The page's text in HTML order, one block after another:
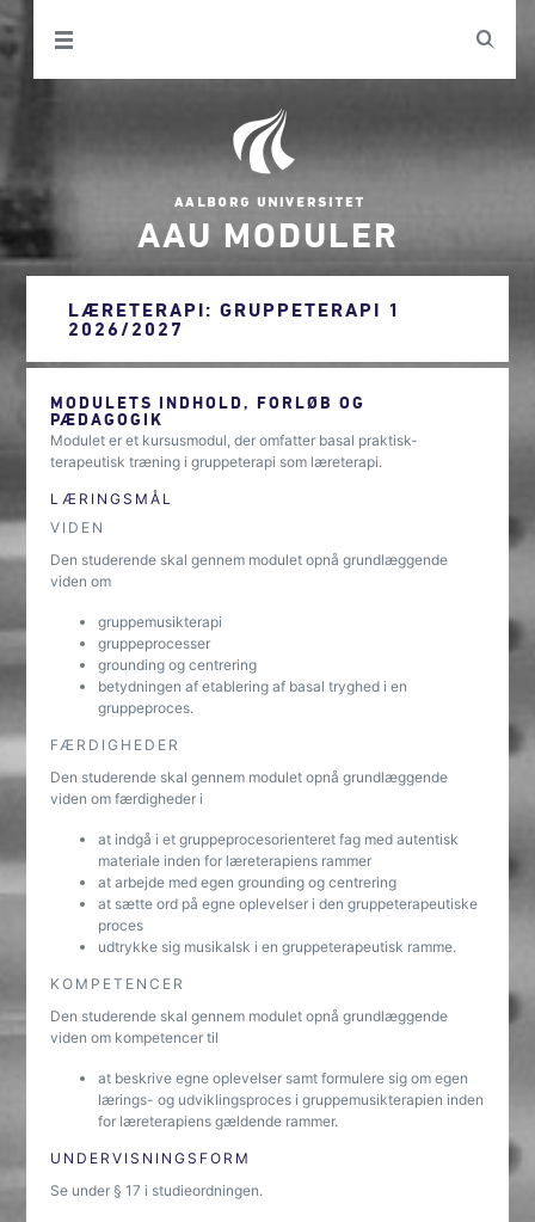
AAU MODULER
LÆRETERAPI: GRUPPETERAPI 1
2026/2027
MODULETS INDHOLD, FORLØB OG
PÆDAGOGIK
Modulet er et kursusmodul, der omfatter basal praktisk-
terapeutisk træning i gruppeterapi som læreterapi.
LÆRINGSMÅL
VIDEN
Den studerende skal gennem modulet opnå grundlæggende
viden om
gruppemusikterapi
gruppeprocesser
grounding og centrering
betydningen af etablering af basal tryghed i en
gruppeproces.
FÆRDIGHEDER
Den studerende skal gennem modulet opnå grundlæggende
viden om færdigheder i
at indgå i et gruppeprocesorienteret fag med autentisk
materiale inden for læreterapiens rammer
at arbejde med egen grounding og centrering
at sætte ord på egne oplevelser i den gruppeterapeutiske
proces
udtrykke sig musikalsk i en gruppeterapeutisk ramme.
KOMPETENCER
Den studerende skal gennem modulet opnå grundlæggende
viden om kompetencer til
at beskrive egne oplevelser samt formulere sig om egen
lærings- og udviklingsproces i gruppemusikterapien inden
for læreterapiens gældende rammer.
UNDERVISNINGSFORM
Se under § 17 i studieordningen.